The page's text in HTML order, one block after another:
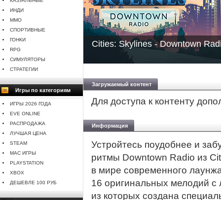
ИНДИ
MMO
СПОРТИВНЫЕ
ГОНКИ
RPG
СИМУЛЯТОРЫ
СТРАТЕГИИ
Игры по категориям
ИГРЫ 2026 ГОДА
EVE ONLINE
РАСПРОДАЖА
ЛУЧШАЯ ЦЕНА
STEAM
MAC ИГРЫ
PLAYSTATION
XBOX
ДЕШЕВЛЕ 100 РУБ
Cities: Skylines - Downtown
Загружаемый контент
Для доступа к контенту
Информация
Устройтесь поудобнее и
ритмы Downtown Radio из
в мире современного
16 оригинальных мелодий с
из которых создана